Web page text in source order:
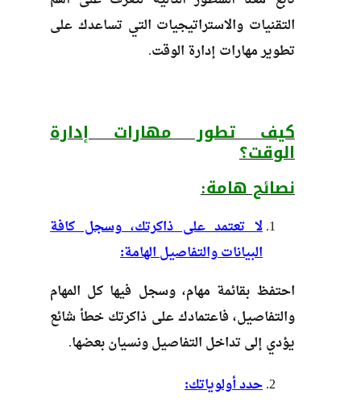
التقنيات والاستراتيجيات التي تساعدك على
تطوير مهارات إدارة الوقت.
كيف تطور مهارات إدارة
الوقت؟
نصائح هامة:
لا تعتمد على ذاكرتك، وسجل كافة
البيانات والتفاصيل الهامة:
احتفظ بقائمة مهام، وسجل فيها كل المهام
والتفاصيل، فاعتمادك على ذاكرتك خطأ شائع
يؤدي إلى تداخل التفاصيل ونسيان بعضها.
حدد أولوياتك: